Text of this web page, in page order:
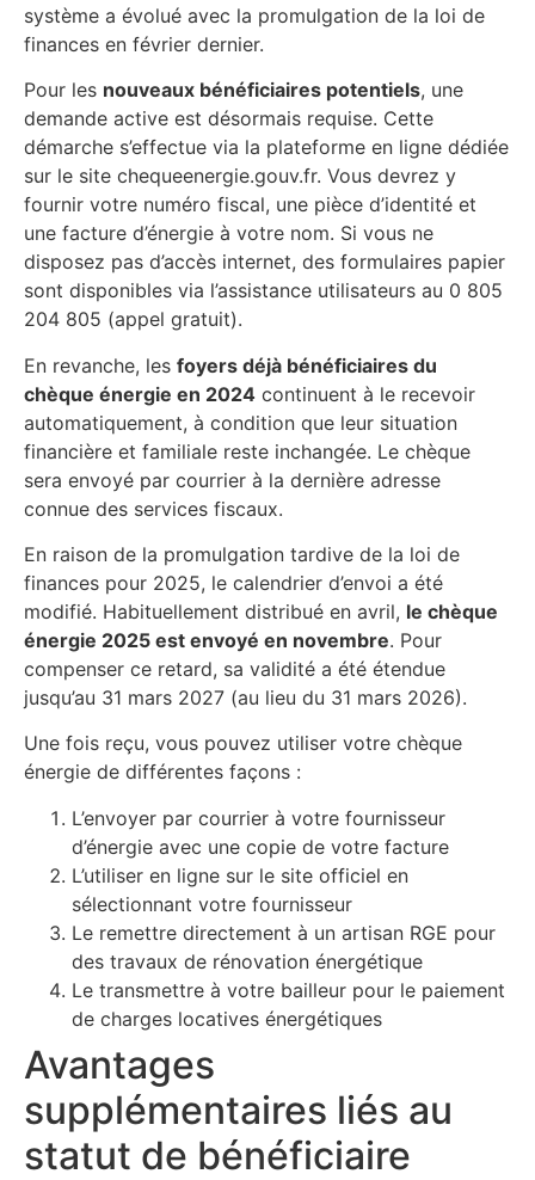
système a évolué avec la promulgation de la loi de
finances en février dernier.
Pour les nouveaux bénéficiaires potentiels, une
demande active est désormais requise. Cette
démarche s’effectue via la plateforme en ligne dédiée
sur le site chequeenergie.gouv.fr. Vous devrez y
fournir votre numéro fiscal, une pièce d’identité et
une facture d’énergie à votre nom. Si vous ne
disposez pas d’accès internet, des formulaires papier
sont disponibles via l’assistance utilisateurs au 0 805
204 805 (appel gratuit).
En revanche, les foyers déjà bénéficiaires du
chèque énergie en 2024 continuent à le recevoir
automatiquement, à condition que leur situation
financière et familiale reste inchangée. Le chèque
sera envoyé par courrier à la dernière adresse
connue des services fiscaux.
En raison de la promulgation tardive de la loi de
finances pour 2025, le calendrier d’envoi a été
modifié. Habituellement distribué en avril, le chèque
énergie 2025 est envoyé en novembre. Pour
compenser ce retard, sa validité a été étendue
jusqu’au 31 mars 2027 (au lieu du 31 mars 2026).
Une fois reçu, vous pouvez utiliser votre chèque
énergie de différentes façons :
L’envoyer par courrier à votre fournisseur
d’énergie avec une copie de votre facture
L’utiliser en ligne sur le site officiel en
sélectionnant votre fournisseur
Le remettre directement à un artisan RGE pour
des travaux de rénovation énergétique
Le transmettre à votre bailleur pour le paiement
de charges locatives énergétiques
Avantages
supplémentaires liés au
statut de bénéficiaire